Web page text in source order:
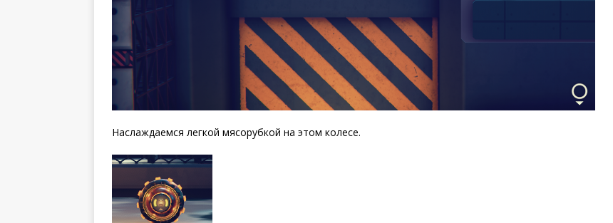
Наслаждаемся легкой мясорубкой на этом колесе.